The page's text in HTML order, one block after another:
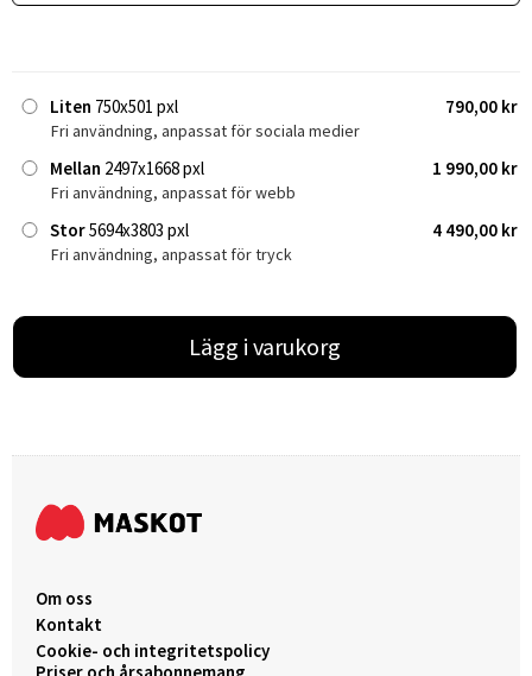
Liten 750x501 pxl 790,00 kr
Fri användning, anpassat för sociala medier
Mellan 2497x1668 pxl 1 990,00 kr
Fri användning, anpassat för webb
Stor5694x3803 pxl 4 490,00 kr
Fri användning, anpassat för tryck
Lägg i varukorg
Om oss
Kontakt
Cookie- och integritetspolicy
Priser och årsabonnemang